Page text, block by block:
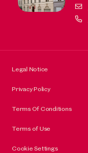
Legal Notice
Privacy Policy
Terms Of Conditions
Terms of Use
Cookie Settings